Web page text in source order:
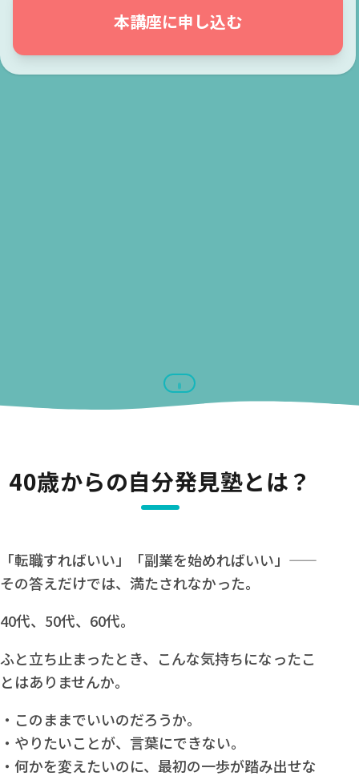
本講座に申し込む
40歳からの自分発見塾とは？
「転職すればいい」「副業を始めればいい」——
その答えだけでは、満たされなかった。
40代、50代、60代。
ふと立ち止まったとき、こんな気持ちになったこ
とはありませんか。
・このままでいいのだろうか。
・やりたいことが、言葉にできない。
・何かを変えたいのに、最初の一歩が踏み出せな